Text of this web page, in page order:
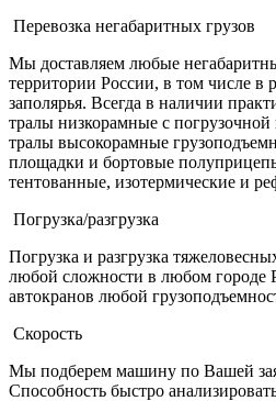
Перевозка негабаритных грузов
Мы доставляем любые
территории России, в том числе в
заполярья. Всегда в наличии
тралы низкорамные с
тралы высокорамные
площадки и бортовые
тентованные, изотермические и
Погрузка/разгрузка
Погрузка и разгрузка
любой сложности в любом городе
автокранов любой
Скорость
Мы подберем машину по Вашей
Способность быстро